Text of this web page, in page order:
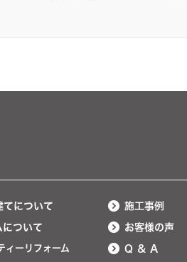
てについて
について
ィーリフォーム
施工事例
お客様の声
Q ＆ A